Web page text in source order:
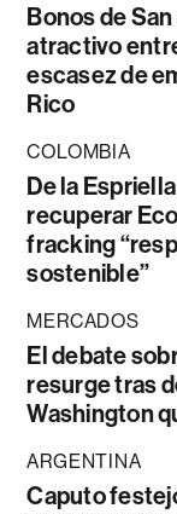
Bonos de
atractivo
escasez de
Rico
COLOMBIA
De la
recuperar
fracking
sostenible”
MERCADOS
El debate
resurge tras
Washington
ARGENTINA
Caputo